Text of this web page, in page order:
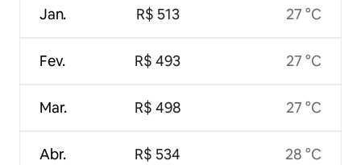
Jan.
Fev.
Mar.
Abr.
R$ 513
R$ 493
R$ 498
R$ 534
27 °C
27 °C
27 °C
28 °C